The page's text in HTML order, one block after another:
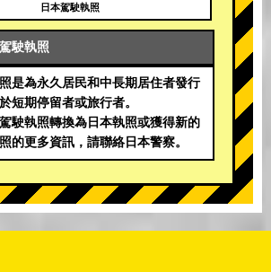
日本駕駛執照
駛執照
是為永久居民和中長期居住者發行
短期停留者或旅行者。
駛執照轉換為日本執照或獲得新的
的更多資訊，請聯絡日本警察。